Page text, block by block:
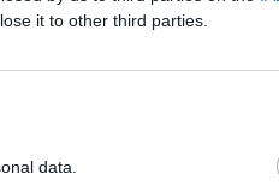
it to other third parties.
data.
allora le
che serve
poi la scelta viene